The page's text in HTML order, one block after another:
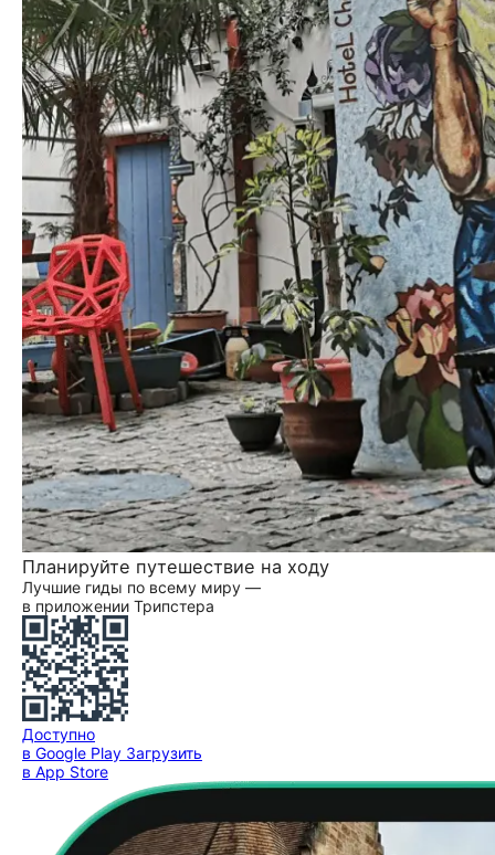
Планируйте путешествие на ходу
Лучшие гиды по всему миру —
в приложении Трипстера
Доступно
в Google Play Загрузить
в App Store